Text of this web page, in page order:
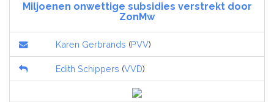
Miljoenen onwettige subsidies verstrekt door
ZonMw
Karen Gerbrands (PVV)
Edith Schippers (VVD)